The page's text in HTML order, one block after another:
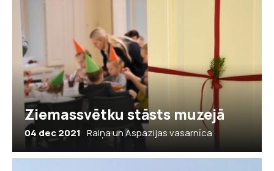
Ziemassvētku stāsts muzejā
04 dec 2021 Raiņa un Aspazijas vasarnīca